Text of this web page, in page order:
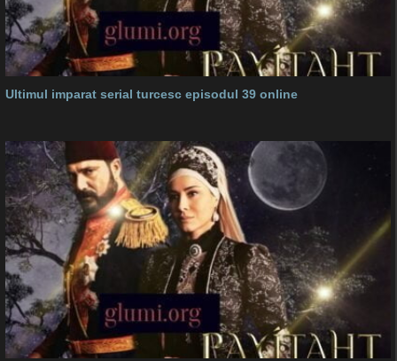
Ultimul imparat serial turcesc episodul 39 online